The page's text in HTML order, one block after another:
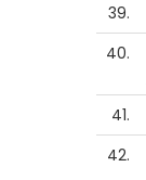
39.
40.
41.
42.